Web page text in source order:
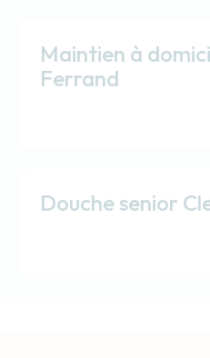
Maintien à
Ferrand
Douche senior